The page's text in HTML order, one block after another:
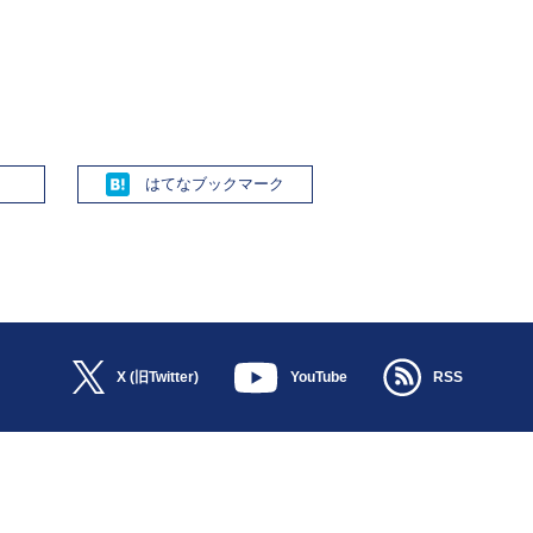
Hatena
X (旧Twitter) YouTube RSS